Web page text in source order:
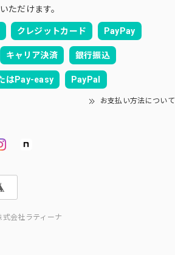
ただけます。
クレジットカード PayPay
キャリア決済 銀行振込
はPay-easy PayPal
お支払い方法について
会社ラティーナ